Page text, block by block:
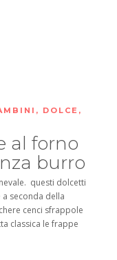
, DOLCE ,
al forno
burro
questi dolcetti
seconda della
cenci sfrappole
classica le frappe